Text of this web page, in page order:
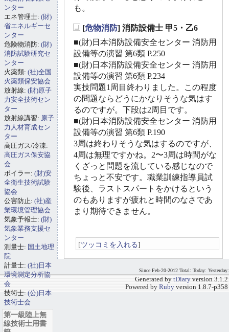
も。
[危物消防] 消防設備士 甲5・乙6
■(財)日本消防設備安全センター 消防用
設備等の演習 第6類 P.250
■(財)日本消防設備安全センター 消防用
設備等の演習 第6類 P.234
実技問題1周目終わりました。この程度
の問題ならどうにかなりそうな気はす
るのですが。下段は2周目です。
■(財)日本消防設備安全センター 消防用
設備等の演習 第6類 P.190
3周は終わりそうな気はするのですが、
4周は無理ですかね。2〜3周は時間がな
くざっと問題を流している感じなので
ちょっと不安です。職業訓練指導員試
験後、ラストスパートをかけるという
のもありますが疲れと時間のなさであ
まり期待できません。
[ツッコミを入れる]
ンター
エネ管理士: (財)
省エネルギーセ
ンター
危険物消防: (財)
消防試験研究セ
ンター
火薬類: (社)全国
火薬類保安協会
放射線: (財)原子
力安全技術セン
ター
放射線講習: 原子
力人材育成セン
ター
高圧ガス/冷凍:
高圧ガス保安協
会
ボイラー: (財)安
全衛生技術試験
協会
公害防止: (社)産
業環境管理協会
気象予報士: (財)
気象業務支援セ
ンター
測量士: 国土地理
院
計量士: (社)日本
環境測定分析協
会
技術士: (公)日本
技術士会
第一級陸上無
線技術士用書
Since Feb-20-2012 Total: Today: Yesterday:
Generated by tDiary version 3.1.2
Powered by Ruby version 1.8.7-p358